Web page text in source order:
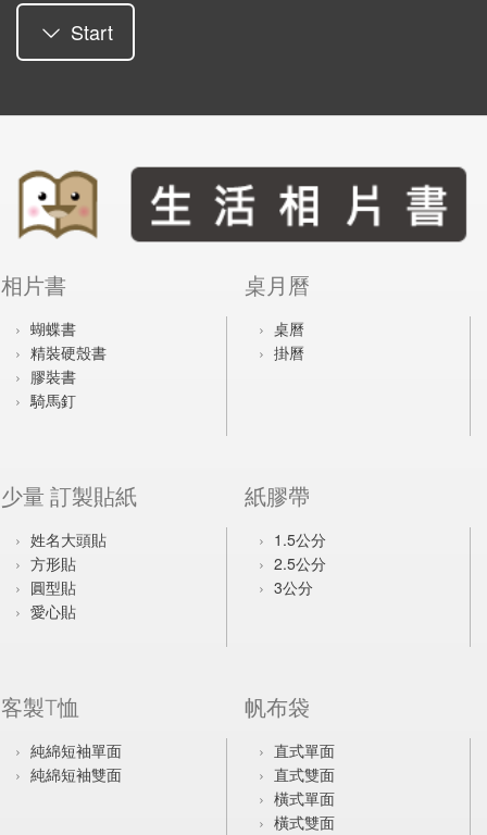
Start
相片書
蝴蝶書
精裝硬殼書
膠裝書
騎馬釘
桌月曆
桌曆
掛曆
少量 訂製貼紙
姓名大頭貼
方形貼
圓型貼
愛心貼
紙膠帶
1.5公分
2.5公分
3公分
客製T恤
純綿短袖單面
純綿短袖雙面
帆布袋
直式單面
直式雙面
橫式單面
橫式雙面